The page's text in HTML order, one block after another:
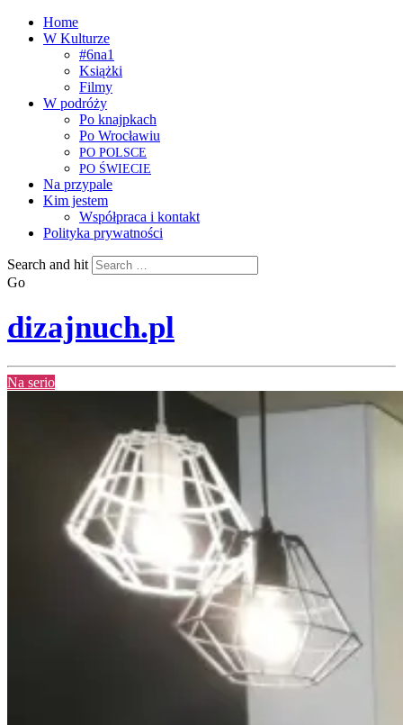
Home
W Kulturze
#6na1
Książki
Filmy
W podróży
Po knajpkach
Po Wrocławiu
PO POLSCE
PO ŚWIECIE
Na przypale
Kim jestem
Współpraca i kontakt
Polityka prywatności
Search and hit
Go
dizajnuch.pl
Na serio